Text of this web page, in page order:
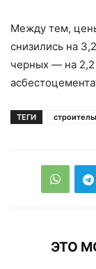
Между тем,
снизились на
черных — на 2,2
ТЕГИ
ЭТО